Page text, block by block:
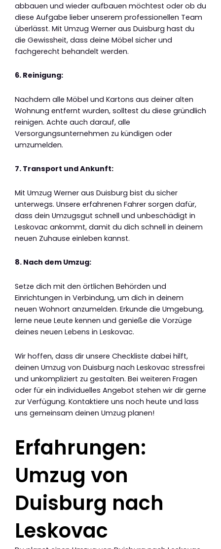
abbauen und wieder aufbauen möchtest oder ob du
diese Aufgabe lieber unserem professionellen Team
überlässt. Mit Umzug Werner aus Duisburg hast du
die Gewissheit, dass deine Möbel sicher und
fachgerecht behandelt werden.
6. Reinigung:
Nachdem alle Möbel und Kartons aus deiner alten
Wohnung entfernt wurden, solltest du diese gründlich
reinigen. Achte auch darauf, alle
Versorgungsunternehmen zu kündigen oder
umzumelden.
7. Transport und Ankunft:
Mit Umzug Werner aus Duisburg bist du sicher
unterwegs. Unsere erfahrenen Fahrer sorgen dafür,
dass dein Umzugsgut schnell und unbeschädigt in
Leskovac ankommt, damit du dich schnell in deinem
neuen Zuhause einleben kannst.
8. Nach dem Umzug:
Setze dich mit den örtlichen Behörden und
Einrichtungen in Verbindung, um dich in deinem
neuen Wohnort anzumelden. Erkunde die Umgebung,
lerne neue Leute kennen und genieße die Vorzüge
deines neuen Lebens in Leskovac.
Wir hoffen, dass dir unsere Checkliste dabei hilft,
deinen Umzug von Duisburg nach Leskovac stressfrei
und unkompliziert zu gestalten. Bei weiteren Fragen
oder für ein individuelles Angebot stehen wir dir gerne
zur Verfügung. Kontaktiere uns noch heute und lass
uns gemeinsam deinen Umzug planen!
Erfahrungen:
Umzug von
Duisburg nach
Leskovac